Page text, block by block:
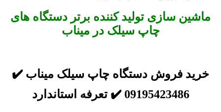
ماشین سازی تولید کننده برتر دستگاه های
چاپ سیلک در میناب
خرید فروش دستگاه چاپ سیلک میناب ✔️
09195423486 ✔️ تعرفه استاندارد